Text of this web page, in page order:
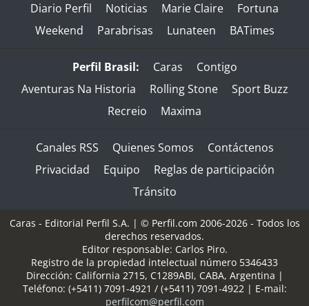
Diario Perfil Noticias Marie Claire
Fortuna
Weekend
Parabrisas Lunateen BATimes
Perfil Brasil: Caras
Contigo
Aventuras Na Historia
Rolling Stone
Sport Buzz
Recreio
Maxima
Canales RSS Quienes Somos
Contáctenos
Privacidad
Equipo
Reglas de participación
Tránsito
Caras - Editorial Perfil S.A. | © Perfil.com 2006-2026 - Todos los
derechos reservados.
Editor responsable: Carlos Piro.
Registro de la propiedad intelectual número 5346433
Dirección: California 2715, C1289ABI, CABA, Argentina |
Teléfono: (+5411) 7091-4921 / (+5411) 7091-4922| E-mail:
perfilcom@perfil.com